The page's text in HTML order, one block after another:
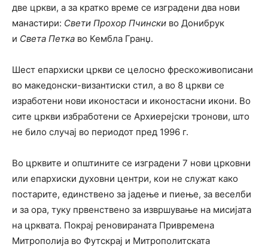
две цркви, а за кратко време се изградени два нови
манастири: Свети Прохор Пчински во Донибрук
и Света Петка во Кембла Гранџ.
Шест епархиски цркви се целосно фрескоживописани
во македонски-византиски стил, а во 8 цркви се
изработени нови иконостаси и иконостасни икони. Во
сите цркви избработени се Архиерејски тронови, што
не било случај во периодот пред 1996 г.
Во црквите и општините се изградени 7 нови црковни
или епархиски духовни центри, кои не служат како
постарите, единствено за јадење и пиење, за веселби
и за ора, туку првенствено за извршување на мисијата
на црквата. Покрај реновираната Привремена
Митрополија во Футскрај и Митрополитската